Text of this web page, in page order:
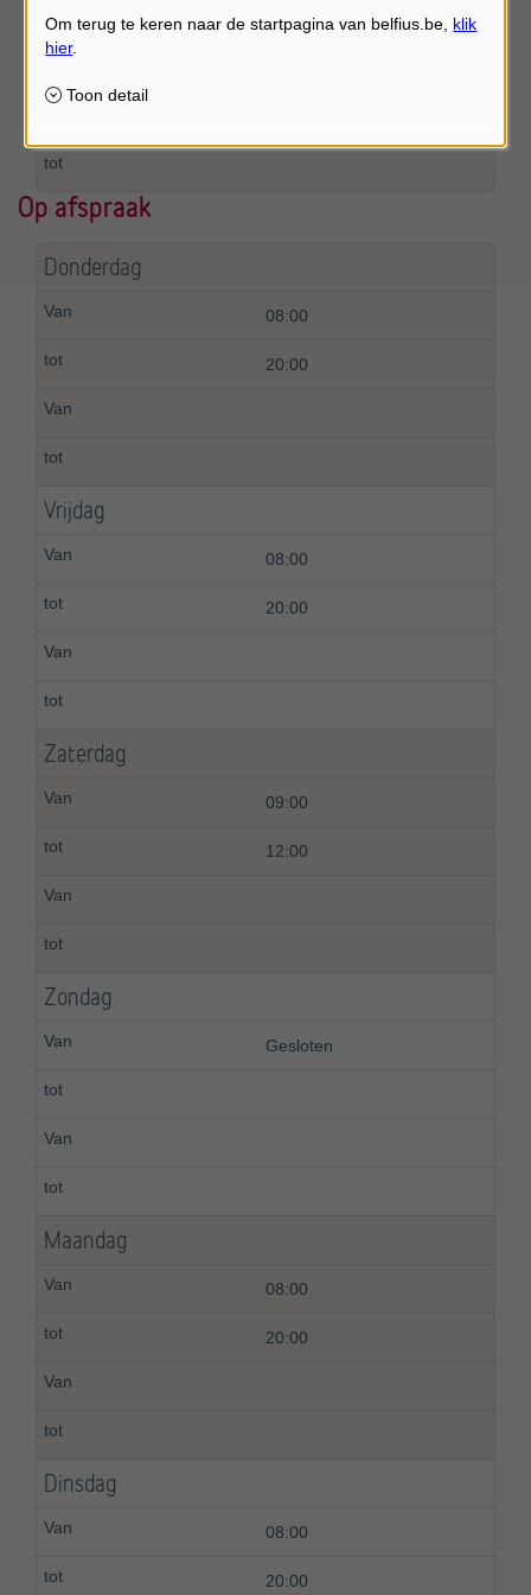
Op afspraak
Op afspraak
Donderdag
08:00
20:00
Vrijdag
08:00
20:00
Zaterdag
09:00
12:00
Zondag
Gesloten
Maandag
08:00
20:00
Dinsdag
08:00
20:00